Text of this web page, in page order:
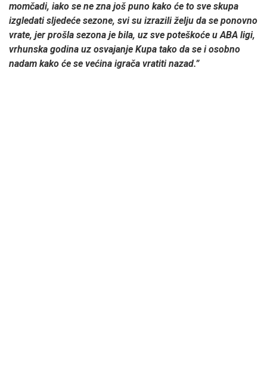
momčadi, iako se ne zna još puno kako će to sve skupa
izgledati sljedeće sezone, svi su izrazili želju da se ponovno
vrate, jer prošla sezona je bila, uz sve poteškoće u ABA ligi,
vrhunska godina uz osvajanje Kupa tako da se i osobno
nadam kako će se većina igrača vratiti nazad.”